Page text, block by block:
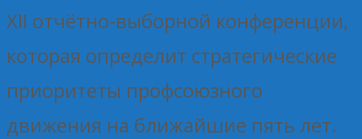
XII отчётно-выборной конференции,
которая определит стратегические
приоритеты профсоюзного
движения на ближайшие пять лет.